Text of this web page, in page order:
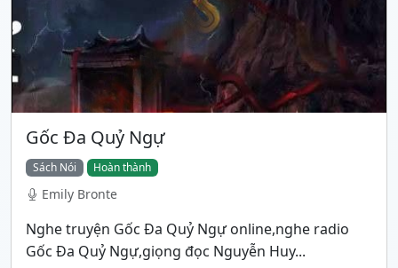
Gốc Đa Quỷ Ngự
Sách Nói Hoàn thành
Emily Bronte
Nghe truyện Gốc Đa Quỷ Ngự online,nghe radio
Gốc Đa Quỷ Ngự,giọng đọc Nguyễn Huy...